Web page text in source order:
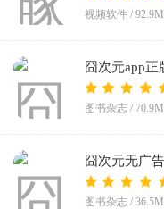
视频软件 / 92.9M
囧次元app正
图书杂志 / 70.9M
囧次元无广
2026v1.5.8.0
图书杂志 / 36.5M